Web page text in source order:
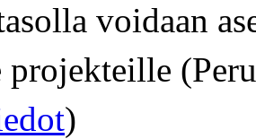
voidaan
)